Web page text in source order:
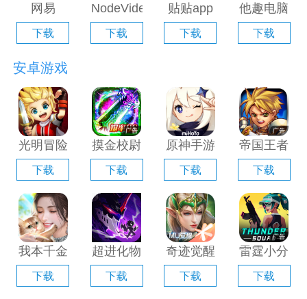
网易
Filmly电
脑版「含
模拟器」
下载
NodeVideo
电脑版
「含模拟
下载
贴贴app
电脑版
「含模拟
下载
他趣电脑
版「含模
拟器」
下载
安卓游戏
光明冒险
电脑版
「含模拟
器」
下载
摸金校尉
之伏魔殿
电脑版
「含模拟
器」
下载
原神手游
电脑版
「含模拟
器」
下载
帝国王者
归来电脑
版「含模
拟器」
下载
我本千金
手游电脑
版「含模
下载
超进化物
语2电脑
版「含模
下载
奇迹觉醒
电脑版
「含模拟
下载
雷霆小分
队电脑版
「含模拟
下载